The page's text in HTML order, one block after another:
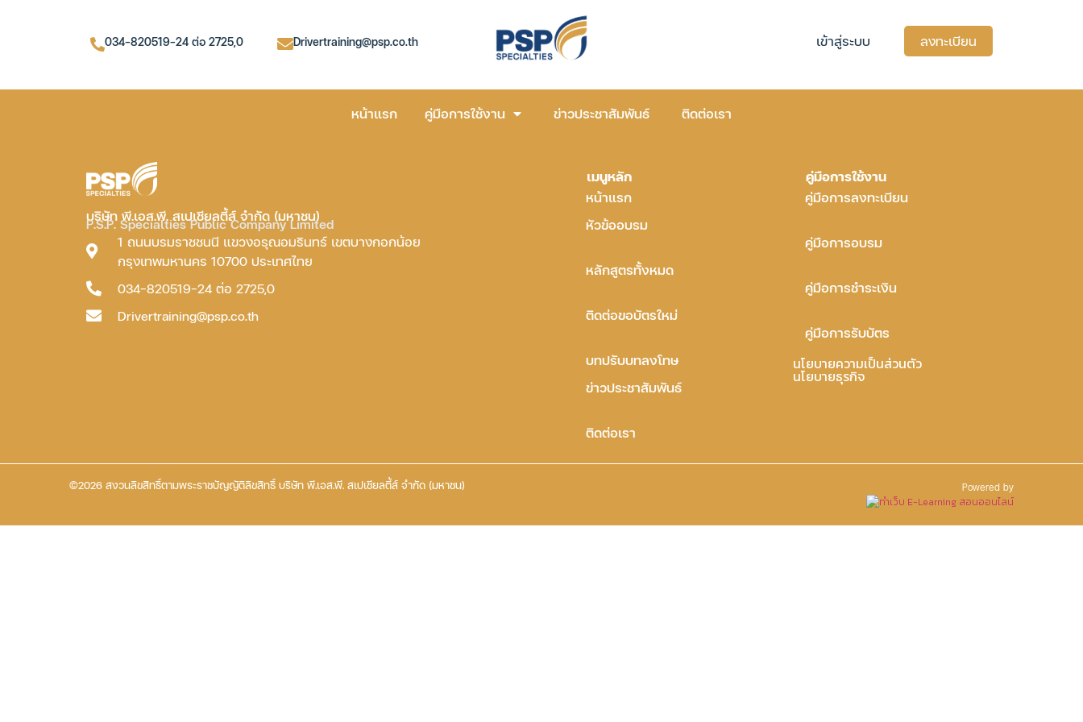
034-820519-24 ต่อ 2725,0 Drivertraining@psp.co.th เข้าสู่ระบบ ลงทะเบียน
หน้าแรก คู่มือการใช้งาน ข่าวประชาสัมพันธ์ ติดต่อเรา
บริษัท พี.เอส.พี. สเปเชียลตี้ส์ จำกัด (มหาชน)
P.S.P. Specialties Public Company Limited
1 ถนนบรมราชชนนี แขวงอรุณอมรินทร์ เขตบางกอกน้อย
กรุงเทพมหานคร 10700 ประเทศไทย
034-820519-24 ต่อ 2725,0
Drivertraining@psp.co.th
เมนูหลัก
หน้าแรก
หัวข้ออบรม
หลักสูตรทั้งหมด
ติดต่อขอบัตรใหม่
บทปรับบทลงโทษ
ข่าวประชาสัมพันธ์
ติดต่อเรา
คู่มือการใช้งาน
คู่มือการลงทะเบียน
คู่มือการอบรม
คู่มือการชำระเงิน
คู่มือการรับบัตร
นโยบายความเป็นส่วนตัว
นโยบายธุรกิจ
©2026 สงวนลิขสิทธิ์ตามพระราชบัญญัติลิขสิทธิ์ บริษัท พี.เอส.พี. สเปเชียลตี้ส์ จำกัด (มหาชน) Powered by